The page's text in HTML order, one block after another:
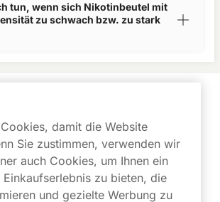
tun, wenn sich Nikotinbeutel mit
zu schwach bzw. zu stark
damit die Website
Sie zustimmen, verwenden wir
auch Cookies, um Ihnen ein
zu bieten, die
und gezielte Werbung zu